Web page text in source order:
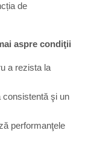
de
aspre condiţii
a rezista la
consistentă şi un
performanţele